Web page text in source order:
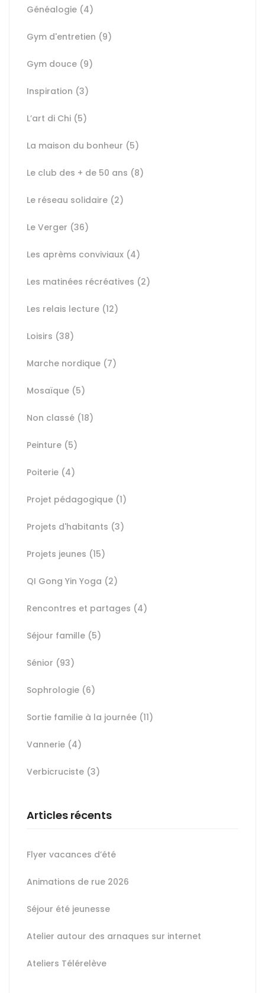
Généalogie (4)
Gym d'entretien (9)
Gym douce (9)
Inspiration (3)
L’art di Chi (5)
La maison du bonheur (5)
Le club des + de 50 ans (8)
Le réseau solidaire (2)
Le Verger (36)
Les aprèms conviviaux (4)
Les matinées récréatives (2)
Les relais lecture (12)
Loisirs (38)
Marche nordique (7)
Mosaïque (5)
Non classé (18)
Peinture (5)
Poiterie (4)
Projet pédagogique (1)
Projets d'habitants (3)
Projets jeunes (15)
QI Gong Yin Yoga (2)
Rencontres et partages (4)
Séjour famille (5)
Sénior (93)
Sophrologie (6)
Sortie familie à la journée (11)
Vannerie (4)
Verbicruciste (3)
Articles récents
Flyer vacances d’été
Animations de rue 2026
Séjour été jeunesse
Atelier autour des arnaques sur internet
Ateliers Télérelève